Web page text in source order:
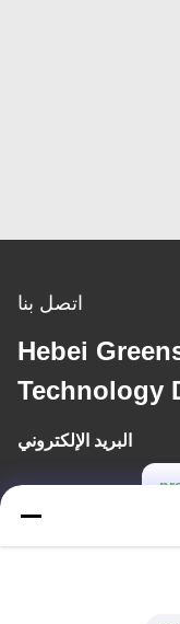
اتصل بنا
Hebei
Technology
البريد الإلكتروني